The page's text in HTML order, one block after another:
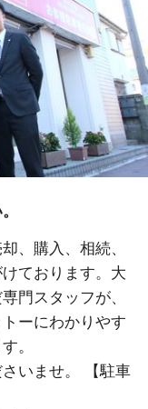
、購入、相続、
ております。大
門スタッフが、
ーにわかりやす
。
いませ。 【駐車